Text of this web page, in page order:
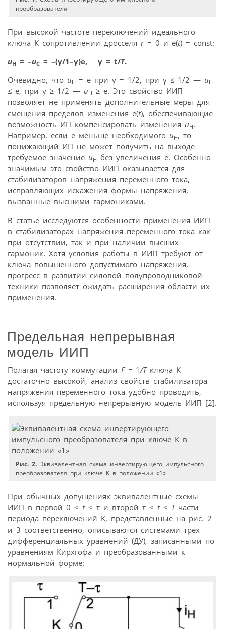
преобразователя
При высокой частоте переключений идеального
ключа К сопротивлении дросселя r = 0 и e(t) = const:
uН = –uС = –(γ/1–γ)е, γ = t/Т.
Очевидно, что uН = е при γ = 1/2, при γ ≤ 1/2 — uН
≤ е, при γ ≥ 1/2 — uН ≥ е. Это свойство ИИП
позволяет не применять дополнительные меры для
смещения пределов изменения e(t), обеспечивающие
возможность ИП компенсировать изменения uH.
Например, если e меньше необходимого uH, то
понижающий ИП не может получить на выходе
требуемое значение uH без увеличения e. Особенно
значимым это свойство ИИП оказывается для
стабилизаторов напряжения переменного тока,
исправляющих искажения формы напряжения,
вызванные высшими гармониками.
В статье исследуются особенности применения ИИП
в стабилизаторах напряжения переменного тока как
при отсутствии, так и при наличии высших
гармоник. Хотя условия работы в ИИП требуют от
ключа повышенного допустимого напряжения,
прогресс в развитии силовой полупроводниковой
техники позволяет ожидать расширения области их
применения.
Предельная непрерывная
модель ИИП
Полагая частоту коммутации F = 1/Tключа К
достаточно высокой, анализ свойств стабилизатора
напряжения переменного тока удобно проводить,
используя предельную непрерывную модель ИИП [2].
Рис. 2. Эквивалентная схема инвертирующего импульсного
преобразователя при ключе К в положении «1»
При обычных допущениях эквивалентные схемы
ИИП в первой 0 < t < τ и второй τ < t < Tчасти
периода переключений К, представленные на рис. 2
и 3 соответственно, описываются системами трех
дифференциальных уравнений (ДУ), записанными по
уравнениям Кирхгофа и преобразованными к
нормальной форме: